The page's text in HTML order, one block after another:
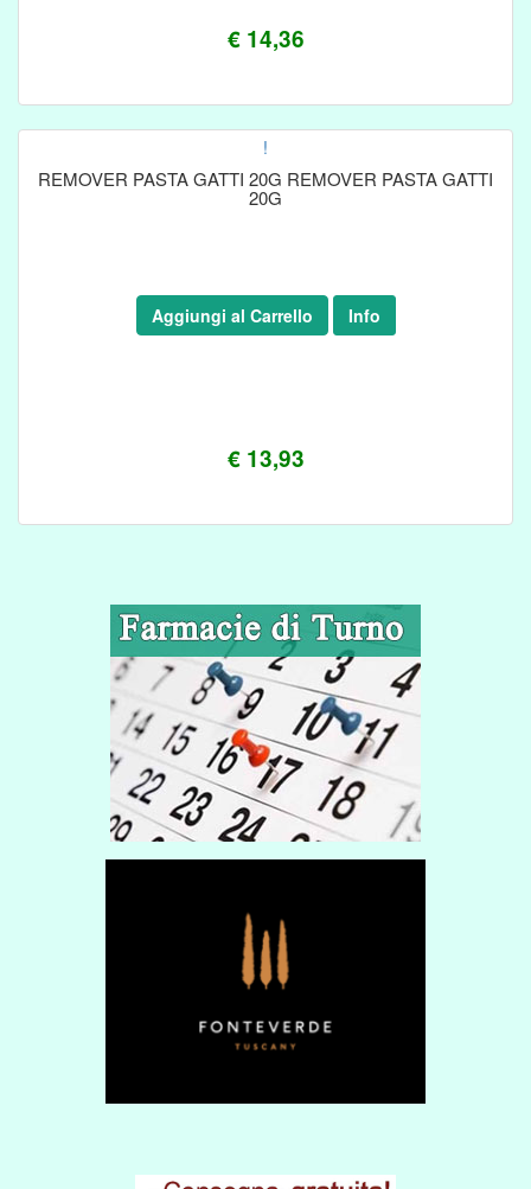
€ 14,36
!
REMOVER PASTA GATTI 20G REMOVER PASTA GATTI
20G
€ 13,93
Aggiungi al Carrello Info